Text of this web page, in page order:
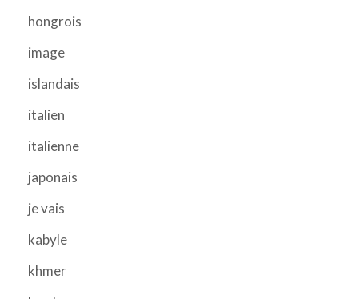
hongrois
image
islandais
italien
italienne
japonais
je vais
kabyle
khmer